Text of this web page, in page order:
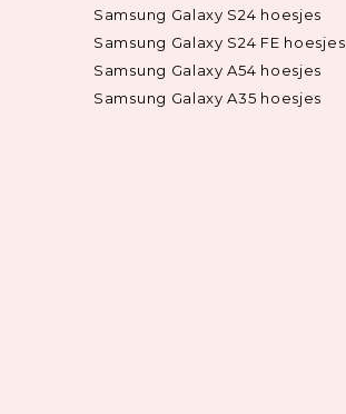
Samsung Galaxy S24 hoesjes
Samsung Galaxy S24 FE hoesjes
Samsung Galaxy A54 hoesjes
Samsung Galaxy A35 hoesjes